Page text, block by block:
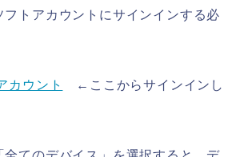
フトアカウントにサインインする必
カウント
←ここからサインインし